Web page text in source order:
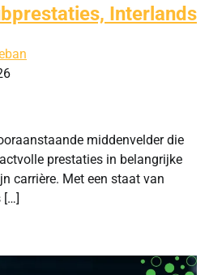
Interlands
middenvelder die
prestaties in belangrijke
carrière. Met een staat van
[…]